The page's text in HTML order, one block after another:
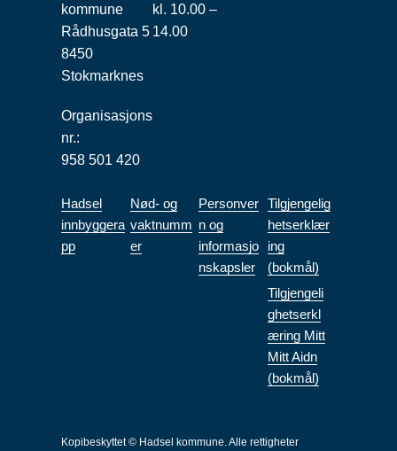
kommune
Rådhusgata 5
8450
Stokmarknes
Organisasjons
nr.:
958 501 420
kl. 10.00 –
14.00
Hadsel
innbyggera
pp
Nød- og
vaktnumm
er
Personver
n og
informasjo
nskapsler
Tilgjengelig
hetserklær
ing
(bokmål)
Tilgjengeli
ghetserkl
æring Mitt
Mitt Aidn
(bokmål)
Kopibeskyttet © Hadsel kommune. Alle rettigheter